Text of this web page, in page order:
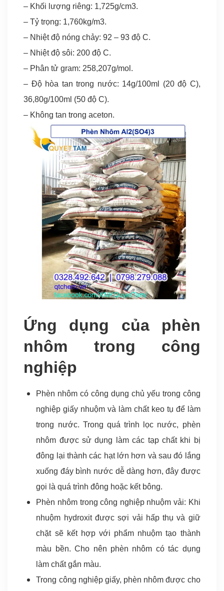
– Khối lượng riêng: 1,725g/cm3.
– Tỷ trọng: 1,760kg/m3.
– Nhiệt độ nóng chảy: 92 – 93 độ C.
– Nhiệt độ sôi: 200 độ C.
– Phân tử gram: 258,207g/mol.
– Độ hòa tan trong nước: 14g/100ml (20 độ C),
36,80g/100ml (50 độ C).
– Không tan trong aceton.
Ứng dụng của phèn
nhôm trong công
nghiệp
Phèn nhôm có công dụng chủ yếu trong công
nghiệp giấy nhuộm và làm chất keo tụ để làm
trong nước. Trong quá trình lọc nước, phèn
nhôm được sử dụng làm các tạp chất khi bị
đông lại thành các hạt lớn hơn và sau đó lắng
xuống đáy bình nước dễ dàng hơn, đây được
gọi là quá trình đông hoặc kết bông.
Phèn nhôm trong công nghiệp nhuộm vải: Khi
nhuộm hydroxit được sợi vải hấp thụ và giữ
chặt sẽ kết hợp với phẩm nhuộm tạo thành
màu bền. Cho nên phèn nhôm có tác dụng
làm chất gắn màu.
Trong công nghiệp giấy, phèn nhôm được cho